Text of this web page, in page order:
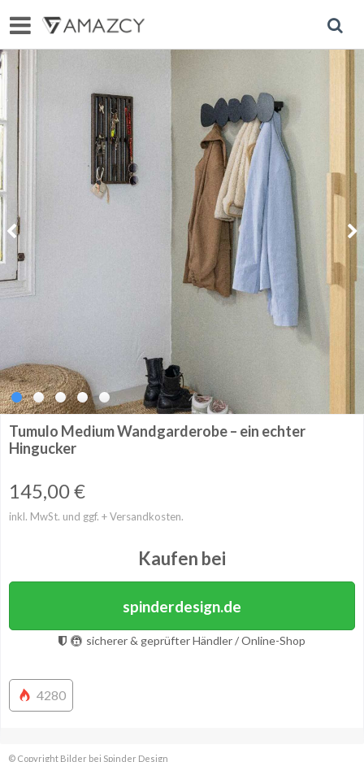
Tumulo Medium Wandgarderobe – ein echter
Hingucker
145,00€
inkl. MwSt. und ggf. + Versandkosten.
Kaufen bei
spinderdesign.de
sicherer & geprüfter Händler / Online-Shop
4280
© Copyright Bilder bei Spinder Design